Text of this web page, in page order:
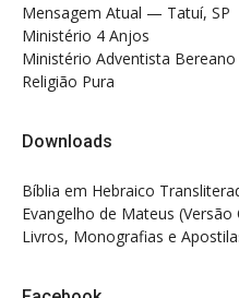
Mensagem Atual — Tatuí, SP
Ministério 4 Anjos
Ministério Adventista Bereano
Religião Pura
Downloads
Bíblia em Hebraico
Evangelho de Mateus (Versão
Livros, Monografias e